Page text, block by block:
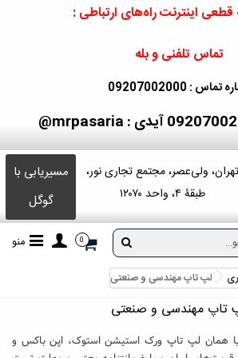
قطعی اینترنت راه‌های ارتباطی :
تماس تلفنی و بله
تماس : 09207002000
آیدی : mrpasaria@
تهران، ولی‌عصر، مجتمع تجاری نور،
طبقۀ ۴، واحد ۱۲۰۷۰
مسیریابی با
گوگل
0 منو
لپ تاپ مهندسی و صنعتی
تاپ مهندسی و صنعتی
همان لپ تاپ ورک استیشن استوک، اپن باکس و